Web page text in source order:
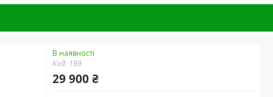
В наявності
Код: 199
29 900 ₴